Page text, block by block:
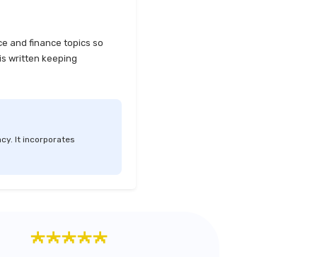
and finance topics so
written keeping
It incorporates
★★★★★